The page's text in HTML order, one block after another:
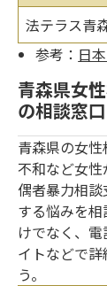
法テラス青
参考： 日
青森県女
の相談窓口
青森県の女
不和など女
偶者暴力相
する悩みを
けでなく、
イトなどで
う。